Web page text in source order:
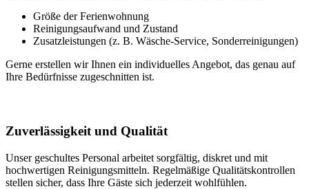
Größe der Ferienwohnung
Reinigungsaufwand und Zustand
Zusatzleistungen (z. B. Wäsche-Service, Sonderreinigungen)
Gerne erstellen wir Ihnen ein individuelles Angebot, das genau auf
Ihre Bedürfnisse zugeschnitten ist.
Zuverlässigkeit und Qualität
Unser geschultes Personal arbeitet sorgfältig, diskret und mit
hochwertigen Reinigungsmitteln. Regelmäßige Qualitätskontrollen
stellen sicher, dass Ihre Gäste sich jederzeit wohlfühlen.